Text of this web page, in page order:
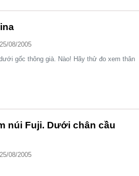
08/2005
gốc thông già. Nào! Hãy thử đo xem thân
núi Fuji. Dưới chân cầu
08/2005